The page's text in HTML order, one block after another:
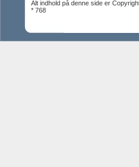
Alt indhold på denne side er
* 768